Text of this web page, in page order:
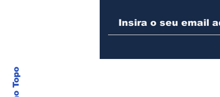
adoção de animais
neste domingo em